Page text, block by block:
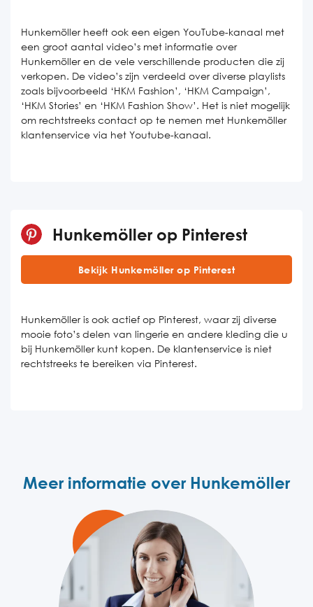
Hunkemöller heeft ook een eigen YouTube-kanaal met
een groot aantal video’s met informatie over
Hunkemöller en de vele verschillende producten die zij
verkopen. De video’s zijn verdeeld over diverse playlists
zoals bijvoorbeeld ‘HKM Fashion’, ‘HKM Campaign’,
‘HKM Stories’ en ‘HKM Fashion Show’. Het is niet mogelijk
om rechtstreeks contact op te nemen met Hunkemöller
klantenservice via het Youtube-kanaal.
Hunkemöller op Pinterest
Bekijk Hunkemöller op Pinterest
Hunkemöller is ook actief op Pinterest, waar zij diverse
mooie foto’s delen van lingerie en andere kleding die u
bij Hunkemöller kunt kopen. De klantenservice is niet
rechtstreeks te bereiken via Pinterest.
Meer informatie over Hunkemöller